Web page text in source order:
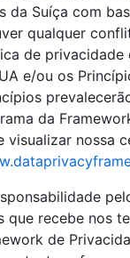
da Suíça com
qualquer
de privacidade
e/ou os
da
visualizar nossa
que recebe nos
de